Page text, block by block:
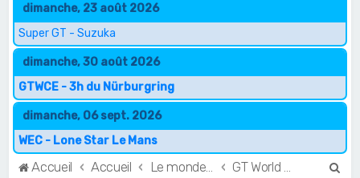
dimanche, 23 août 2026
Super GT - Suzuka
dimanche, 30 août 2026
GTWCE - 3h du Nürburgring
dimanche, 06 sept. 2026
WEC - Lone Star Le Mans
Accueil Accueil